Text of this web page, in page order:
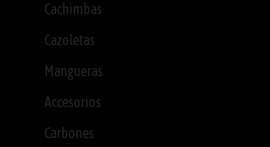
Cachimbas
Cazoletas
Mangueras
Accesorios
Carbones